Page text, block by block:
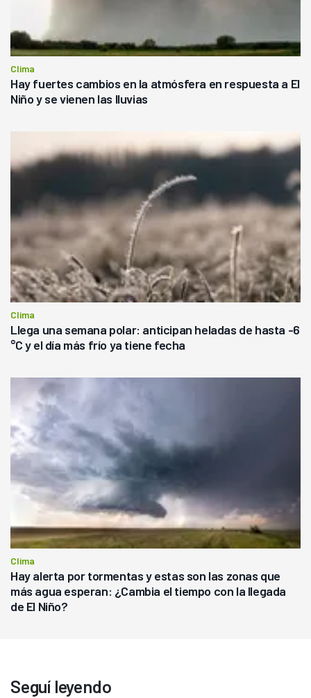
Clima
Hay fuertes cambios en la atmósfera en respuesta a El
Niño y se vienen las lluvias
Clima
Llega una semana polar: anticipan heladas de hasta -6
°C y el día más frío ya tiene fecha
Clima
Hay alerta por tormentas y estas son las zonas que
más agua esperan: ¿Cambia el tiempo con la llegada
de El Niño?
Seguí leyendo